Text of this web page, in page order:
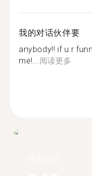
我的对话伙伴要
anybody!! if u r
me!...阅读更多